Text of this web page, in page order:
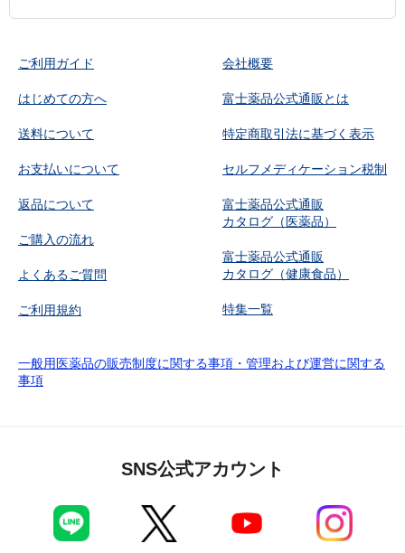
ご利用ガイド
はじめての方へ
送料について
お支払いについて
返品について
ご購入の流れ
よくあるご質問
ご利用規約
会社概要
富士薬品公式通販とは
特定商取引法に基づく表示
セルフメディケーション税制
富士薬品公式通販
カタログ（医薬品）
富士薬品公式通販
カタログ（健康食品）
特集一覧
一般用医薬品の販売制度に関する事項・管理および運営に関する
事項
SNS公式アカウント